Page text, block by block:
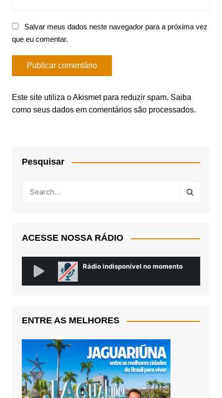
Salvar meus dados neste navegador para a próxima vez
que eu comentar.
Este site utiliza o Akismet para reduzir spam. Saiba
como seus dados em comentários são processados.
Pesquisar
ACESSE NOSSA RÁDIO
ENTRE AS MELHORES